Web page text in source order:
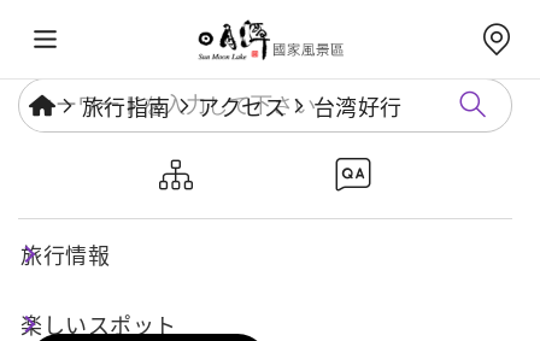
旅行指南 アクセス 台湾好行
6670C系統
旅行情報
楽しいスポット